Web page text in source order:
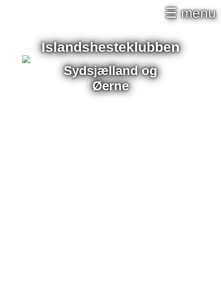
Islandshesteklubben
Sydsjælland og
Øerne
☰ menu
×